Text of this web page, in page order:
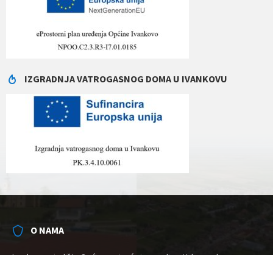
IZGRADNJA VATROGASNOG DOMA U IVANKOVU
O NAMA